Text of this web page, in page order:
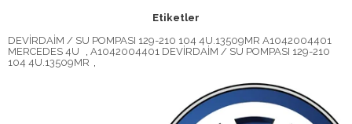
Etiketler
DEVİRDAİM / SU POMPASI 129-210 104 4U.13509MR A1042004401
MERCEDES 4U
, A1042004401 DEVİRDAİM / SU POMPASI 129-210
104 4U.13509MR ,